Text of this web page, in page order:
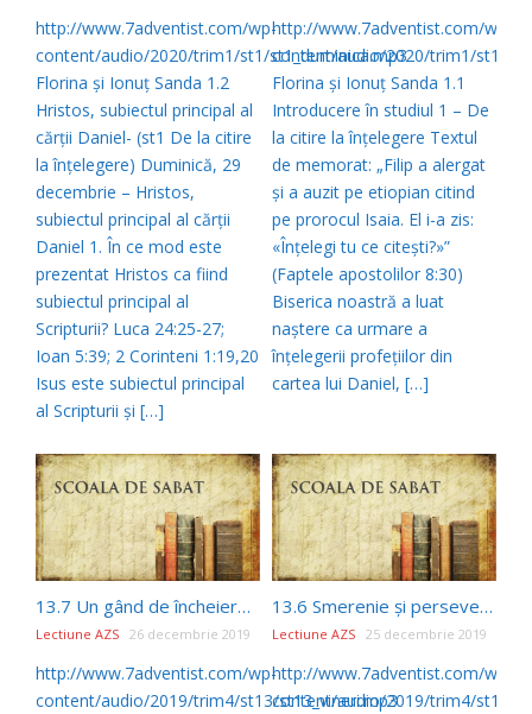
http://www.7adventist.com/wp-
content/audio/2020/trim1/st1/st1_duminica.mp3
Florina şi Ionuţ Sanda 1.2
Hristos, subiectul principal al
cărţii Daniel- (st1 De la citire
la înţelegere) Duminică, 29
decembrie – Hristos,
subiectul principal al cărţii
Daniel 1. În ce mod este
prezentat Hristos ca fiind
subiectul principal al
Scripturii? Luca 24:25-27;
Ioan 5:39; 2 Corinteni 1:19,20
Isus este subiectul principal
al Scripturii şi […]
http://www.7adventist.com/wp-
content/audio/2020/trim1/st1/
Florina şi Ionuţ Sanda 1.1
Introducere în studiul 1 – De
la citire la înţelegere Textul
de memorat: „Filip a alergat
şi a auzit pe etiopian citind
pe prorocul Isaia. El i-a zis:
«Înţelegi tu ce citeşti?»”
(Faptele apostolilor 8:30)
Biserica noastră a luat
naştere ca urmare a
înţelegerii profeţiilor din
cartea lui Daniel, […]
13.7 Un gând de încheiere – (st13 Conducători în Israel)
Lectiune AZS 26 decembrie 2019
http://www.7adventist.com/wp-
content/audio/2019/trim4/st13/st13_vineri.mp3
13.6 Smerenie şi perseverenţă – (st13 Conducători în Israel)
Lectiune AZS 25 decembrie 2019
http://www.7adventist.com/wp-
content/audio/2019/trim4/st13/